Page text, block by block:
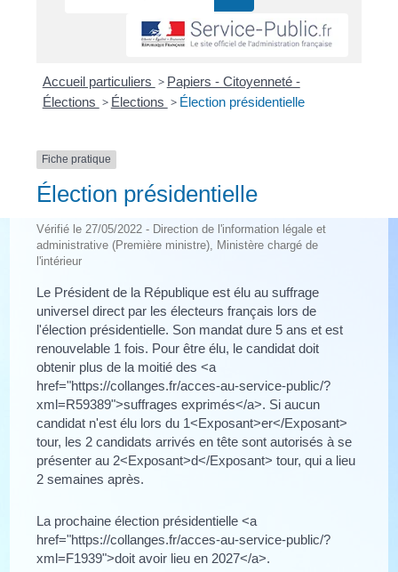
Accueil particuliers > Papiers - Citoyenneté -
Élections > Élections > Élection présidentielle
Fiche pratique
Élection présidentielle
Vérifié le 27/05/2022 - Direction de l'information légale et
administrative (Première ministre), Ministère chargé de
l'intérieur
Le Président de la République est élu au suffrage
universel direct par les électeurs français lors de
l'élection présidentielle. Son mandat dure 5 ans et est
renouvelable 1 fois. Pour être élu, le candidat doit
obtenir plus de la moitié des <a
href="https://collanges.fr/acces-au-service-public/?
xml=R59389">suffrages exprimés</a>. Si aucun
candidat n'est élu lors du 1<Exposant>er</Exposant>
tour, les 2 candidats arrivés en tête sont autorisés à se
présenter au 2<Exposant>d</Exposant> tour, qui a lieu
2 semaines après.
La prochaine élection présidentielle <a
href="https://collanges.fr/acces-au-service-public/?
xml=F1939">doit avoir lieu en 2027</a>.